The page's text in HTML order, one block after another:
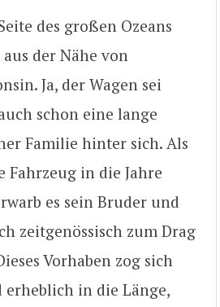
des großen Ozeans
der Nähe von
Ja, der Wagen sei
schon eine lange
Familie hinter sich. Als
Fahrzeug in die Jahre
es sein Bruder und
zeitgenössisch zum Drag
Vorhaben zog sich
erheblich in die Länge,